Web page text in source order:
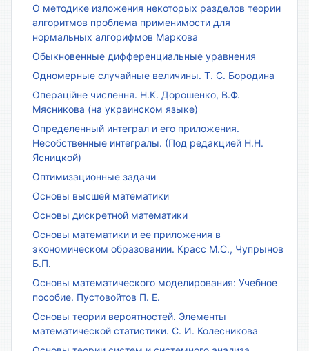
О методике изложения некоторых разделов теории
алгоритмов проблема применимости для
нормальных алгорифмов Маркова
Обыкновенные дифференциальные уравнения
Одномерные случайные величины. Т. С. Бородина
Операційне числення. Н.К. Дорошенко, В.Ф.
Мясникова (на украинском языке)
Определенный интеграл и его приложения.
Несобственные интегралы. (Под редакцией Н.Н.
Ясницкой)
Оптимизационные задачи
Основы высшей математики
Основы дискретной математики
Основы математики и ее приложения в
экономическом образовании. Красс М.С., Чупрынов
Б.П.
Основы математического моделирования: Учебное
пособие. Пустовойтов П. Е.
Основы теории вероятностей. Элементы
математической статистики. С. И. Колесникова